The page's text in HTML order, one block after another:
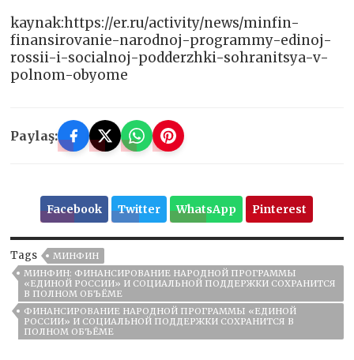
kaynak:https://er.ru/activity/news/minfin-
finansirovanie-narodnoj-programmy-edinoj-
rossii-i-socialnoj-podderzhki-sohranitsya-v-
polnom-obyome
Paylaş:
Facebook Twitter WhatsApp Pinterest
Tags
МИНФИН
МИНФИН: ФИНАНСИРОВАНИЕ НАРОДНОЙ ПРОГРАММЫ
«ЕДИНОЙ РОССИИ» И СОЦИАЛЬНОЙ ПОДДЕРЖКИ СОХРАНИТСЯ
В ПОЛНОМ ОБЪЁМЕ
ФИНАНСИРОВАНИЕ НАРОДНОЙ ПРОГРАММЫ «ЕДИНОЙ
РОССИИ» И СОЦИАЛЬНОЙ ПОДДЕРЖКИ СОХРАНИТСЯ В
ПОЛНОМ ОБЪЁМЕ